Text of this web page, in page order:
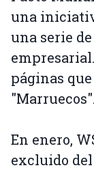
una
una serie
páginas
"Marruecos".
En enero,
excluido